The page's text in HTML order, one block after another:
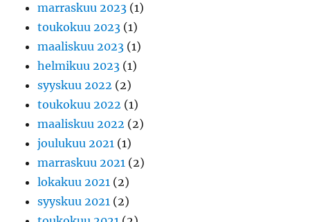
marraskuu 2023 (1)
toukokuu 2023 (1)
maaliskuu 2023 (1)
helmikuu 2023 (1)
syyskuu 2022 (2)
toukokuu 2022 (1)
maaliskuu 2022 (2)
joulukuu 2021 (1)
marraskuu 2021 (2)
lokakuu 2021 (2)
syyskuu 2021 (2)